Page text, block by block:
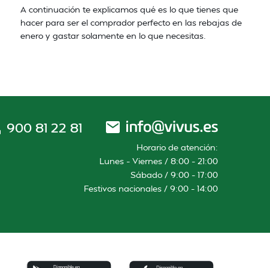
A continuación te explicamos qué es lo que tienes que
hacer para ser el comprador perfecto en las rebajas de
enero y gastar solamente en lo que necesitas.
900 81 22 81
Horario de atención:
Lunes – Viernes / 8:00 – 21:00
Sábado / 9:00 – 17:00
Festivos nacionales / 9:00 – 14:00